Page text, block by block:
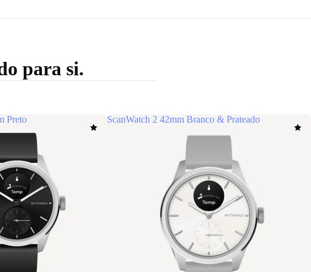
para si.
Preto ScanWatch 2 42mm Branco & Prateado